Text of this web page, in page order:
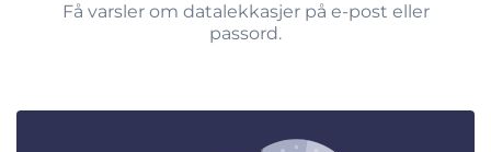
Få varsler om datalekkasjer på e-post eller
passord.